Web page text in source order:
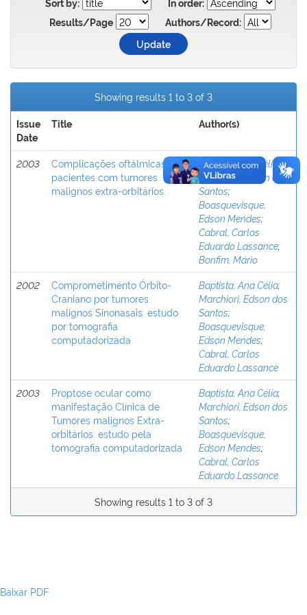
Sort by:
In order:
Results/Page
Authors/Record:
Showing results 1 to 3 of 3
Issue
Date
Title Author(s)
2003
Complicações oftálmicas em
pacientes com tumores
malignos extra-orbitários.
Baptista, Ana Célia ;
Marchiori, Edson dos
Santos;
Boasquevisque,
Edson Mendes;
Cabral, Carlos
Eduardo Lassance;
Bonfim, Mário
2002
Comprometimento Órbito-
Craniano por tumores
malignos Sinonasais: estudo
por tomografia
computadorizada
Baptista, Ana Célia;
Marchiori, Edson dos
Santos;
Boasquevisque,
Edson Mendes;
Cabral, Carlos
Eduardo Lassance
2003
Proptose ocular como
manifestação Clínica de
Tumores malignos Extra-
orbitários: estudo pela
tomografia computadorizada
Baptista, Ana Célia;
Marchiori, Edson dos
Santos;
Boasquevisque,
Edson Mendes;
Cabral, Carlos
Eduardo Lassance
Showing results 1 to 3 of 3
Baixar PDF